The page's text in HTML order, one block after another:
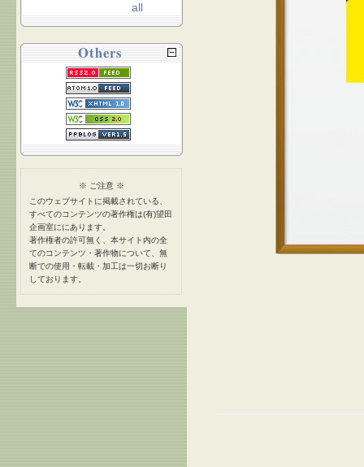
all
Others
※ ご注意 ※
このウェブサイトに掲載されている、
すべてのコンテンツの著作権は(有)望田
企画室ににあります。
著作権者の許可無く、本サイト内の全
てのコンテンツ・著作物について、無
断での使用・転載・加工は一切お断り
しております。